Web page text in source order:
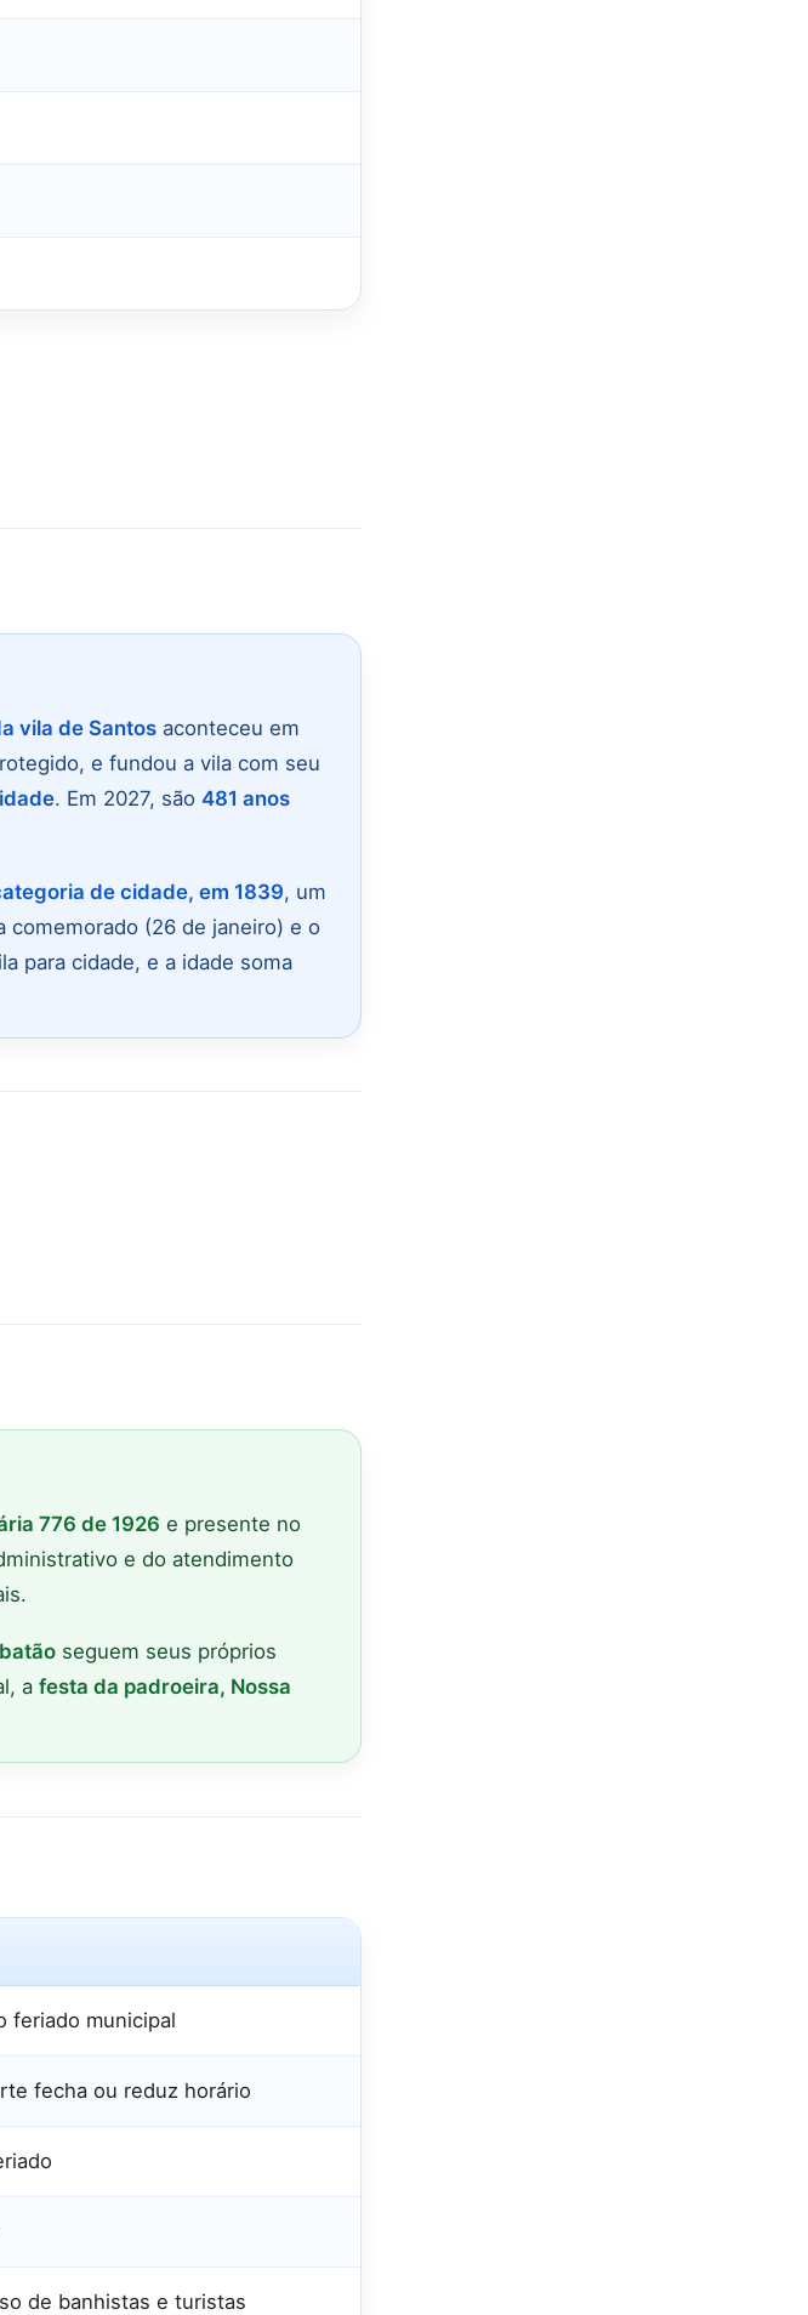
vila de Santos aconteceu em
e fundou a vila com seu
. Em 2027, são 481 anos
de cidade, em 1839, um
comemorado (26 de janeiro) e o
para cidade, e a idade soma
776 de 1926 e presente no
e do atendimento
seguem seus próprios
a festa da padroeira, Nossa
feriado municipal
fecha ou reduz horário
de banhistas e turistas